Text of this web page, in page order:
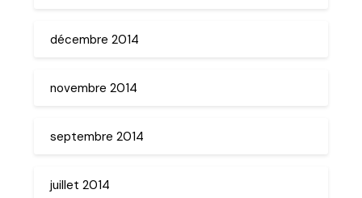
décembre 2014
novembre 2014
septembre 2014
juillet 2014